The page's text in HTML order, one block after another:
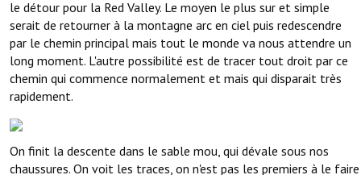
le détour pour la Red Valley. Le moyen le plus sur et simple
serait de retourner à la montagne arc en ciel puis redescendre
par le chemin principal mais tout le monde va nous attendre un
long moment. L'autre possibilité est de tracer tout droit par ce
chemin qui commence normalement et mais qui disparait très
rapidement.
On finit la descente dans le sable mou, qui dévale sous nos
chaussures. On voit les traces, on n'est pas les premiers à le faire